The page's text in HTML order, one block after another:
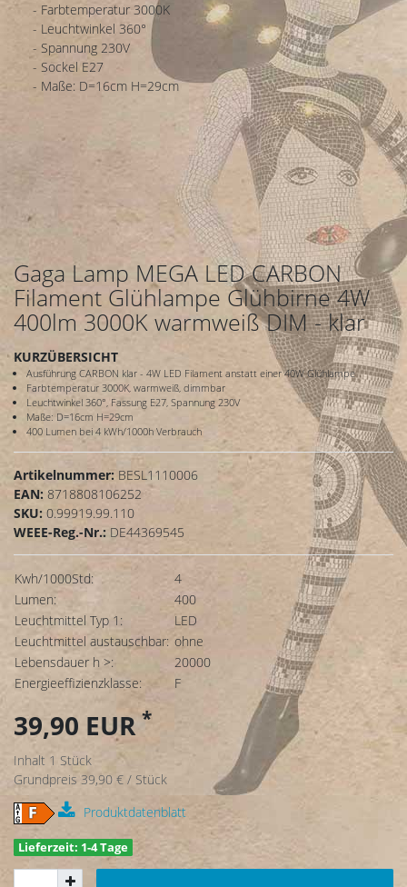
- Farbtemperatur 3000K
- Leuchtwinkel 360°
- Spannung 230V
- Sockel E27
- Maße: D=16cm H=29cm
Gaga Lamp MEGA LED CARBON
Filament Glühlampe Glühbirne 4W
400lm 3000K warmweiß DIM - klar
KURZÜBERSICHT
Ausführung CARBON klar - 4W LED Filament anstatt einer 40W Glühlampe
Farbtemperatur 3000K, warmweiß, dimmbar
Leuchtwinkel 360°, Fassung E27, Spannung 230V
Maße: D=16cm H=29cm
400 Lumen bei 4 kWh/1000h Verbrauch
Artikelnummer: BESL1110006
EAN: 8718808106252
SKU: 0.99919.99.110
WEEE-Reg.-Nr.: DE44369545
Kwh/1000Std:
4
Lumen:
400
Leuchtmittel Typ 1:
LED
Leuchtmittel austauschbar: ohne
Lebensdauer h >:
20000
Energieeffizienzklasse:
F
39,90 EUR*
Inhalt 1 Stück
Grundpreis 39,90 € / Stück
Produktdatenblatt
Lieferzeit: 1-4 Tage